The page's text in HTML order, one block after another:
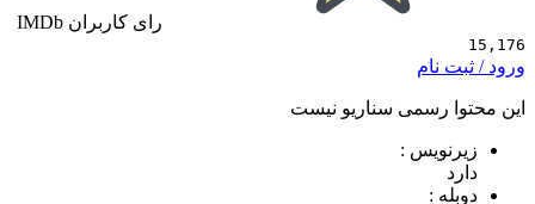
رای کاربران IMDb
نام
رسمی سناریو نیست
: